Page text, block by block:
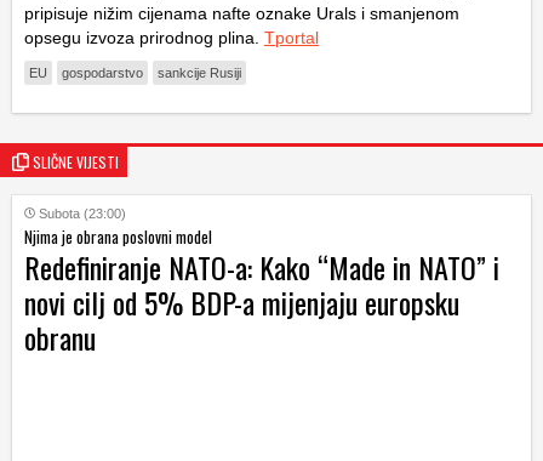
pripisuje nižim cijenama nafte oznake Urals i smanjenom
opsegu izvoza prirodnog plina. Tportal
EU gospodarstvo sankcije Rusiji
SLIČNE VIJESTI
Subota (23:00)
Njima je obrana poslovni model
Redefiniranje NATO-a: Kako “Made in NATO” i
novi cilj od 5% BDP-a mijenjaju europsku
obranu